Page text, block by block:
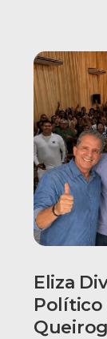
Eliza
Político